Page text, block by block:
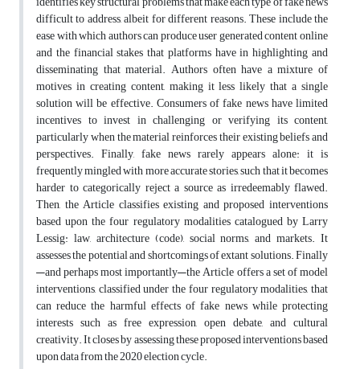
difficult to address, albeit for different reasons. These include the
ease with which authors can produce user generated content online
and the financial stakes that platforms have in highlighting and
disseminating that material. Authors often have a mixture of
motives in creating content, making it less likely that a single
solution will be effective. Consumers of fake news have limited
incentives to invest in challenging or verifying its content,
particularly when the material reinforces their existing beliefs and
perspectives. Finally, fake news rarely appears alone: it is
frequently mingled with more accurate stories, such that it becomes
harder to categorically reject a source as irredeemably flawed.
Then, the Article classifies existing and proposed interventions
based upon the four regulatory modalities catalogued by Larry
Lessig: law, architecture (code), social norms, and markets. It
assesses the potential and shortcomings of extant solutions. Finally
—and perhaps most importantly—the Article offers a set of model
interventions, classified under the four regulatory modalities, that
can reduce the harmful effects of fake news while protecting
interests such as free expression, open debate, and cultural
creativity. It closes by assessing these proposed interventions based
upon data from the 2020 election cycle.